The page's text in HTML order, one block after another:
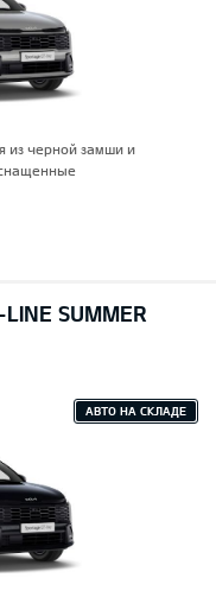
из черной замши и
SUMMER
АВТО НА СКЛАДЕ